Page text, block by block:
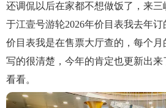
还调侃以后在家都不想做饭了，来
于江壹号游轮2026年价目表我去年
价目表我是在售票大厅查的，每个
写的很清楚，今年的肯定也更新出
看看。